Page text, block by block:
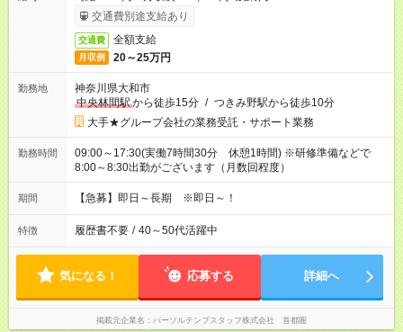
交通費別途支給あり
交通費 全額支給
月収例 20～25万円
勤務地
神奈川県大和市
中央林間駅から徒歩15分 / つきみ野駅から徒歩10分
大手★グループ会社の業務受託・サポート業務
勤務時間
09:00～17:30(実働7時間30分 休憩1時間) ※研修準備などで
8:00～8:30出勤がございます（月数回程度）
期間 【急募】即日～長期 ※即日～！
特徴 履歴書不要 / 40～50代活躍中
気になる！ 応募する 詳細へ
掲載元企業名 パーソルテンプスタッフ株式会社 首都圏